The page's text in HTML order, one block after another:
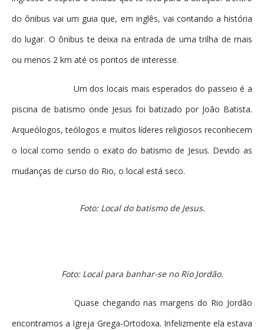
do ônibus vai um guia que, em inglês, vai contando a história
do lugar. O ônibus te deixa na entrada de uma trilha de mais
ou menos 2 km até os pontos de interesse.
Um dos locais mais esperados do passeio é a
piscina de batismo onde Jesus foi batizado por João Batista.
Arqueólogos, teólogos e muitos líderes religiosos reconhecem
o local como sendo o exato do batismo de Jesus. Devido as
mudanças de curso do Rio, o local está seco.
Foto: Local do batismo de Jesus.
Foto: Local para banhar-se no Rio Jordão.
Quase chegando nas margens do Rio Jordão
encontramos a Igreja Grega-Ortodoxa. Infelizmente ela estava